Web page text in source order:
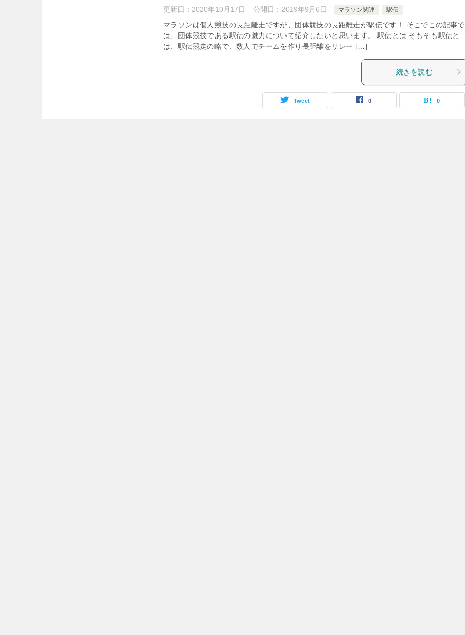
更新日： 2020年10月17日 公開日： 2019年9月6日 マラソン関連 駅伝
マラソンは個人競技の長距離走ですが、団体競技の長距離走が駅伝です！ そこでこの記事で
は、団体競技である駅伝の魅力について紹介したいと思います。 駅伝とは そもそも駅伝と
は、駅伝競走の略で、数人でチームを作り長距離をリレー […]
続きを読む
Tweet 0 0